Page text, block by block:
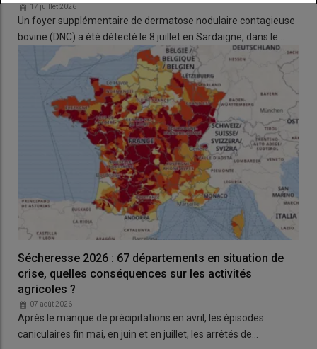
Lemontant unitaire supérieur
unité de gros bétail (contre 102 euros annoncé en mars
2026 et 106 euros pour 2024) ;
Lemontant unitaire de baseest fixé à 57,05 euros par
unité de gros bétail (contre 55,50 euros annoncé en mars
dernier et 58 euros pour 2024).
Quels montants de l'aide PAC 2025 pour les
Pour la campagne 2025, le montant unitaire de l'
aide aux
veaux sous la mère et aux veaux issus de l'agriculture
est porté à 66,94 euros (contre
62,45 € par
veauéligible annoncé en mars dernier), selon unarrêté paru au
journal officiel du 12 juin
.
Quels montants de l’aide PAC 2025 ovine ?
Pour la campagne 2025, un arrêté publié le 12 juin
’aide PAC ovine
pour les départements
17 juillet 2026
Un foyer supplémentaire de dermatose nodulaire contagieuse
bovine (DNC) a été détecté le 8 juillet en Sardaigne, dans le…
Sécheresse 2026 : 67 départements en situation de
crise, quelles conséquences sur les activités
agricoles ?
07 août 2026
Après le manque de précipitations en avril, les épisodes
caniculaires fin mai, en juin et en juillet, les arrêtés de…